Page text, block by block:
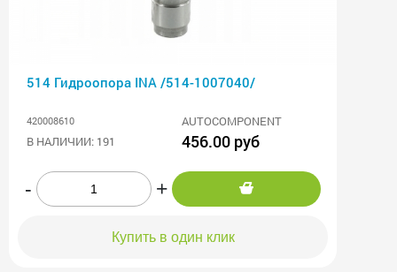
514 Гидроопора INA /514-1007040/
420008610
AUTOCOMPONENT
В НАЛИЧИИ: 191
456.00 руб
- +
Купить в один клик